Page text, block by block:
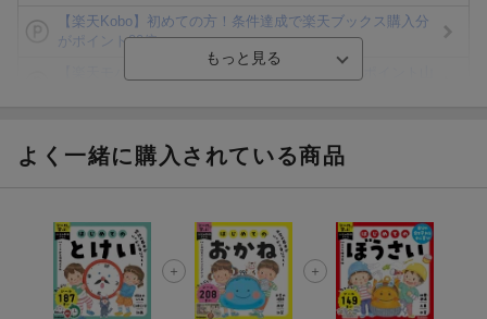
【楽天Kobo】初めての方！条件達成で楽天ブックス購入分
がポイント20倍
ト山分け
エントリー＆3,000円以上購入で無料データSIM（3GB/月プ
ラン）が当たる！
楽天モバイル紹介キャンペーンの拡散で300円OFFクーポン
進呈
よく一緒に購入されている商品